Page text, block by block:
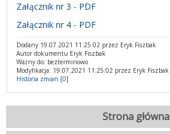
Załącznik nr 3 - PDF
Załącznik nr 4 - PDF
Dodany 19.07.2021 11:25:02 przez Eryk Fiszbak
Autor dokumentu Eryk Fiszbak
Ważny do: bezterminowo
Modyfikacja: 19.07.2021 11:25:02 przez Eryk Fiszbak
Historia zmian [0]
Strona główna